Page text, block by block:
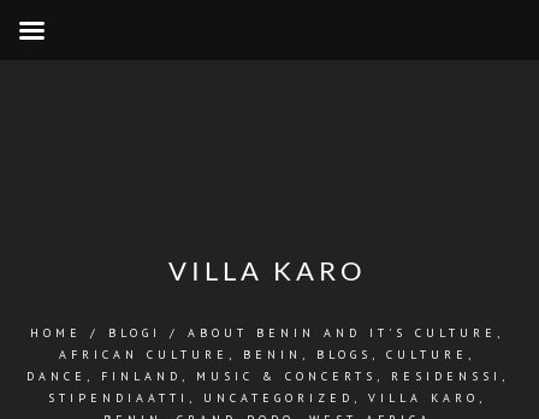
VILLA KARO
HOME / BLOGI / ABOUT BENIN AND IT'S CULTURE
AFRICAN CULTURE
BENIN BLOGS CULTURE
DANCE
FINLAND MUSIC & CONCERTS RESIDENSSI
STIPENDIAATTI
UNCATEGORIZED
VILLA KARO,